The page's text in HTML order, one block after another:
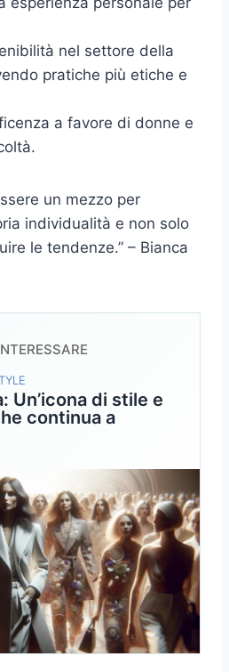
nel settore della
pratiche più etiche e
a favore di donne e
un mezzo per
individualità e non solo
le tendenze.” – Bianca
Un’icona di stile e
continua a